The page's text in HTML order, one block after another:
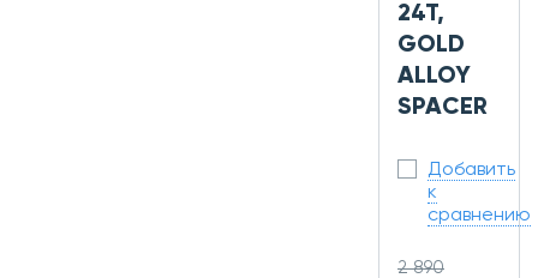
24T,
GOLD
ALLOY
SPACER
Добавить
к
сравнению
2 890